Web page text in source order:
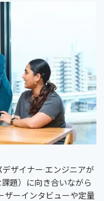
ザイナー·エンジニアが
題）に向き合いながら
ザーインタビューや定量